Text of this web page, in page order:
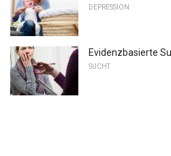
DEPRESSION
Evidenzbasierte
SUCHT